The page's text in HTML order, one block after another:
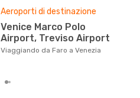
Aeroporti di destinazione
Venice Marco Polo
Airport, Treviso Airport
Viaggiando da Faro a Venezia